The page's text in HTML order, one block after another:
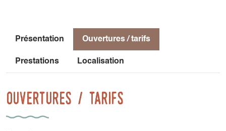
Présentation Ouvertures / tarifs
Prestations Localisation
Ouvertures / tarifs